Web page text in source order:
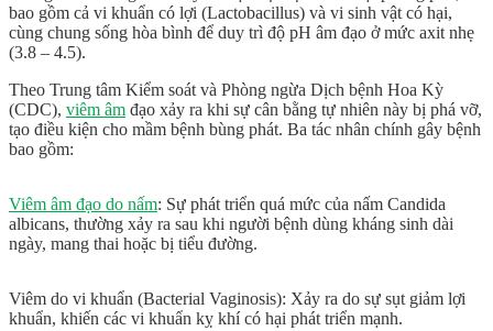
bao gồm cả vi khuẩn có lợi (Lactobacillus) và vi sinh vật có hại,
cùng chung sống hòa bình để duy trì độ pH âm đạo ở mức axit nhẹ
(3.8 – 4.5).
Theo Trung tâm Kiểm soát và Phòng ngừa Dịch bệnh Hoa Kỳ
(CDC), viêm âm đạo xảy ra khi sự cân bằng tự nhiên này bị phá vỡ,
tạo điều kiện cho mầm bệnh bùng phát. Ba tác nhân chính gây bệnh
bao gồm:
Viêm âm đạo do nấm: Sự phát triển quá mức của nấm Candida
albicans, thường xảy ra sau khi người bệnh dùng kháng sinh dài
ngày, mang thai hoặc bị tiểu đường.
Viêm do vi khuẩn (Bacterial Vaginosis): Xảy ra do sự sụt giảm lợi
khuẩn, khiến các vi khuẩn kỵ khí có hại phát triển mạnh.